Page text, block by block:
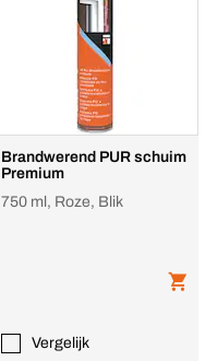
Brandwerend PUR schuim
Premium
750 ml, Roze, Blik
Vergelijk